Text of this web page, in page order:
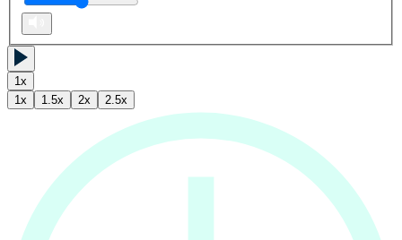
1x
1x 1.5x 2x 2.5x